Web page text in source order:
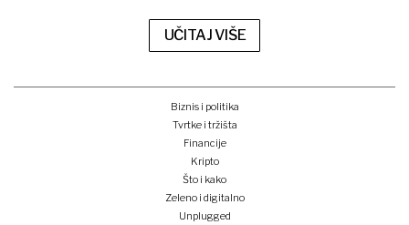
UČITAJ VIŠE
Biznis i politika
Tvrtke i tržišta
Financije
Kripto
Što i kako
Zeleno i digitalno
Unplugged